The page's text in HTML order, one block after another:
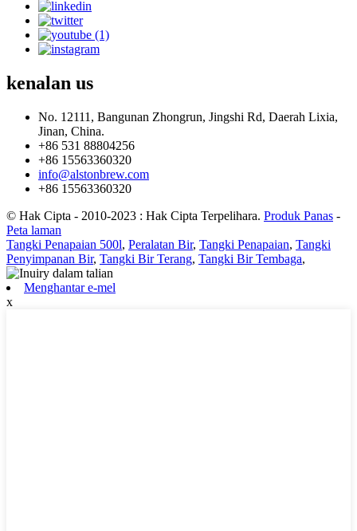
kenalan us
No. 12111, Bangunan Zhongrun, Jingshi Rd, Daerah Lixia,
Jinan, China.
+86 531 88804256
+86 15563360320
info@alstonbrew.com
+86 15563360320
© Hak Cipta - 2010-2023 : Hak Cipta Terpelihara. Produk Panas -
Peta laman
Tangki Penapaian 500l, Peralatan Bir, Tangki Penapaian, Tangki
Penyimpanan Bir, Tangki Bir Terang, Tangki Bir Tembaga,
Menghantar e-mel
x